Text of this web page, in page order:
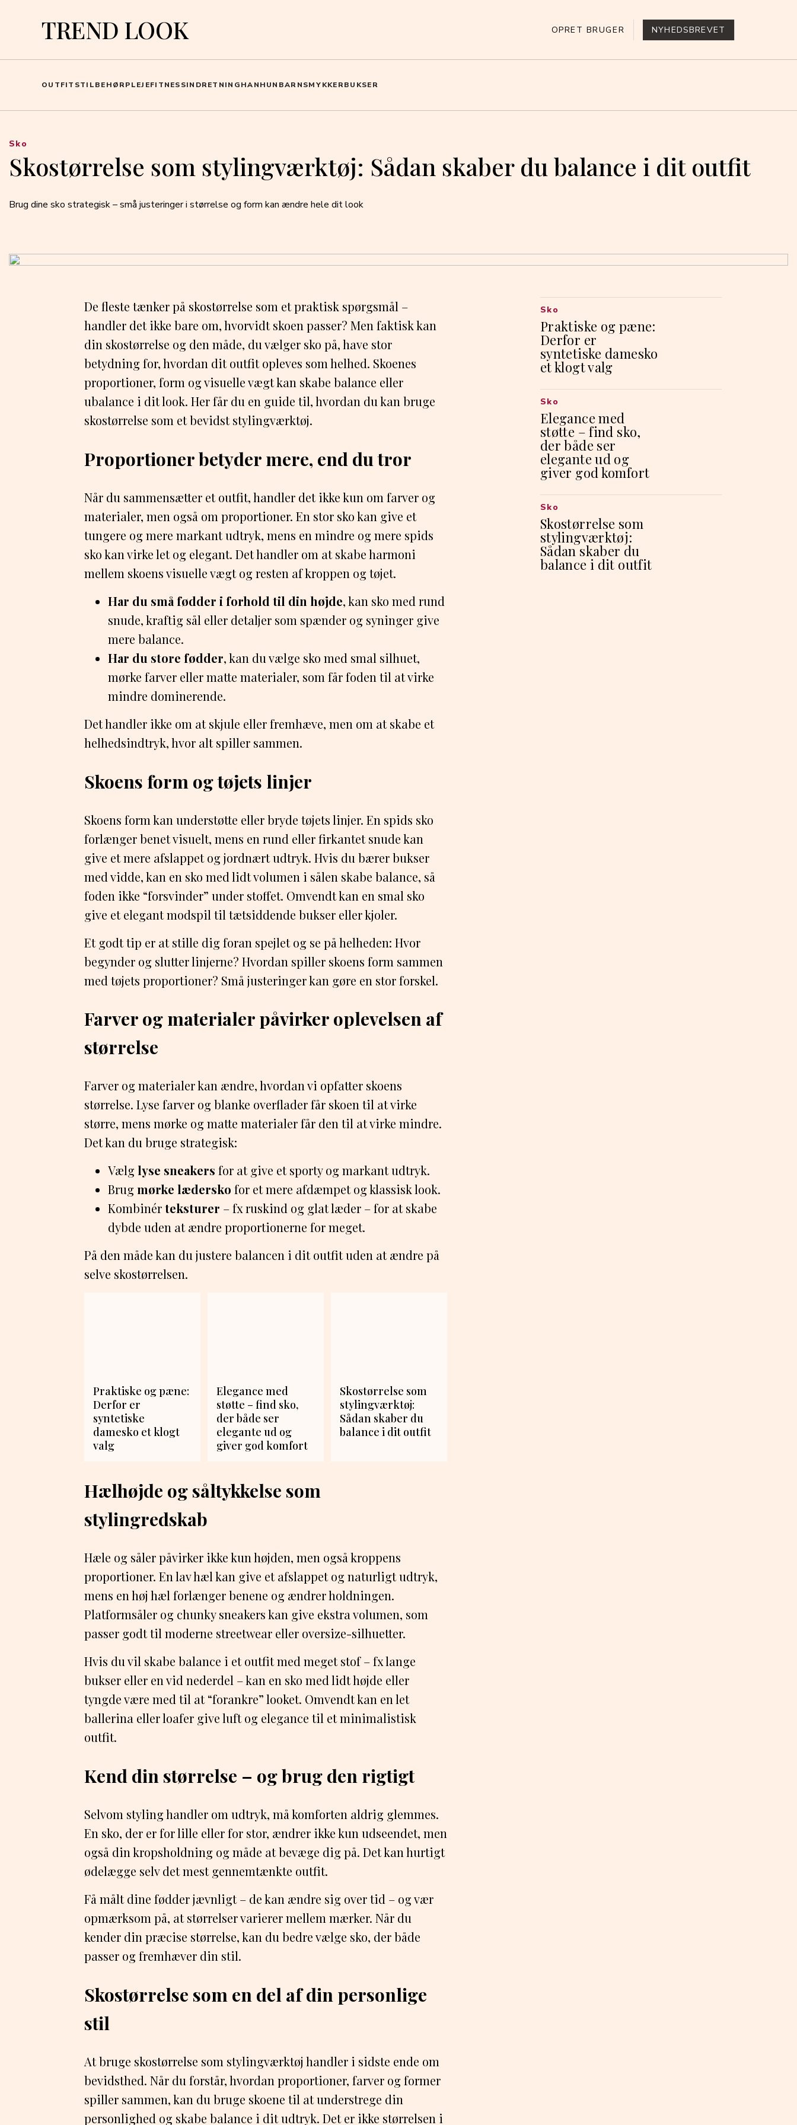
TREND LOOK OPRET BRUGER NYHEDSBREVET
OUTFITSTILBEHØRPLEJEFITNESSINDRETNINGHANHUN BARNSMYKKERBUKSER
Skostørrelse som stylingværktøj: Sådan skaber du balance i dit outfit
Brug dine sko strategisk – små justeringer i størrelse og form kan ændre hele dit look
Sko
De fleste tænker på skostørrelse som et praktisk spørgsmål –
handler det ikke bare om, hvorvidt skoen passer? Men faktisk kan
din skostørrelse og den måde, du vælger sko på, have stor
betydning for, hvordan dit outfit opleves som helhed. Skoenes
proportioner, form og visuelle vægt kan skabe balance eller
ubalance i dit look. Her får du en guide til, hvordan du kan bruge
skostørrelse som et bevidst stylingværktøj.
Proportioner betyder mere, end du tror
Når du sammensætter et outfit, handler det ikke kun om farver og
materialer, men også om proportioner. En stor sko kan give et
tungere og mere markant udtryk, mens en mindre og mere spids
sko kan virke let og elegant. Det handler om at skabe harmoni
mellem skoens visuelle vægt og resten af kroppen og tøjet.
Har du små fødder i forhold til din højde, kan sko med rund
snude, kraftig sål eller detaljer som spænder og syninger give
mere balance.
Har du store fødder, kan du vælge sko med smal silhuet,
mørke farver eller matte materialer, som får foden til at virke
mindre dominerende.
Det handler ikke om at skjule eller fremhæve, men om at skabe et
helhedsindtryk, hvor alt spiller sammen.
Skoens form og tøjets linjer
Skoens form kan understøtte eller bryde tøjets linjer. En spids sko
forlænger benet visuelt, mens en rund eller firkantet snude kan
give et mere afslappet og jordnært udtryk. Hvis du bærer bukser
med vidde, kan en sko med lidt volumen i sålen skabe balance, så
foden ikke “forsvinder” under stoffet. Omvendt kan en smal sko
give et elegant modspil til tætsiddende bukser eller kjoler.
Et godt tip er at stille dig foran spejlet og se på helheden: Hvor
begynder og slutter linjerne? Hvordan spiller skoens form sammen
med tøjets proportioner? Små justeringer kan gøre en stor forskel.
Farver og materialer påvirker oplevelsen af
størrelse
Farver og materialer kan ændre, hvordan vi opfatter skoens
størrelse. Lyse farver og blanke overflader får skoen til at virke
større, mens mørke og matte materialer får den til at virke mindre.
Det kan du bruge strategisk:
Vælg lyse sneakers for at give et sporty og markant udtryk.
Brug mørke lædersko for et mere afdæmpet og klassisk look.
Kombinérteksturer – fx ruskind og glat læder – for at skabe
dybde uden at ændre proportionerne for meget.
På den måde kan du justere balancen i dit outfit uden at ændre på
selve skostørrelsen.
Praktiske og pæne:
Derfor er
syntetiske
damesko et klogt
valg
Elegance med
støtte – find sko,
der både ser
elegante ud og
giver god komfort
Skostørrelse som
stylingværktøj:
Sådan skaber du
balance i dit outfit
Hælhøjde og såltykkelse som
stylingredskab
Hæle og såler påvirker ikke kun højden, men også kroppens
proportioner. En lav hæl kan give et afslappet og naturligt udtryk,
mens en høj hæl forlænger benene og ændrer holdningen.
Platformsåler og chunky sneakers kan give ekstra volumen, som
passer godt til moderne streetwear eller oversize-silhuetter.
Hvis du vil skabe balance i et outfit med meget stof – fx lange
bukser eller en vid nederdel – kan en sko med lidt højde eller
tyngde være med til at “forankre” looket. Omvendt kan en let
ballerina eller loafer give luft og elegance til et minimalistisk
outfit.
Kend din størrelse – og brug den rigtigt
Selvom styling handler om udtryk, må komforten aldrig glemmes.
En sko, der er for lille eller for stor, ændrer ikke kun udseendet, men
også din kropsholdning og måde at bevæge dig på. Det kan hurtigt
ødelægge selv det mest gennemtænkte outfit.
Få målt dine fødder jævnligt – de kan ændre sig over tid – og vær
opmærksom på, at størrelser varierer mellem mærker. Når du
kender din præcise størrelse, kan du bedre vælge sko, der både
passer og fremhæver din stil.
Skostørrelse som en del af din personlige
stil
At bruge skostørrelse som stylingværktøj handler i sidste ende om
bevidsthed. Når du forstår, hvordan proportioner, farver og former
spiller sammen, kan du bruge skoene til at understrege din
personlighed og skabe balance i dit udtryk. Det er ikke størrelsen i
Praktiske og pæne:
Derfor er
syntetiske damesko
et klogt valg
Sko
Elegance med
støtte – find sko,
der både ser
elegante ud og
giver god komfort
Sko
Skostørrelse som
stylingværktøj:
Sådan skaber du
balance i dit outfit
Sko